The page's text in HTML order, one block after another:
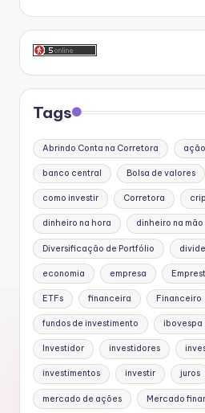
Tags
Abrindo Conta na Corretora ação
banco central Bolsa de valores
como investir Corretora
dinheiro na hora dinheiro na mão
Diversificação de Portfólio
economia empresa
ETFs financeira Financeiro
fundos de investimento ibovespa
Investidor investidores
investimentos investir juros
mercado de ações Mercado